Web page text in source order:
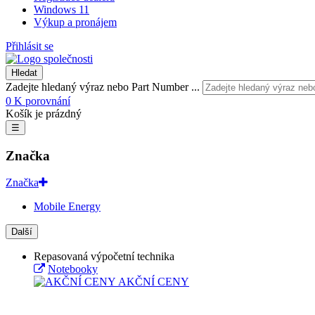
Windows 11
Výkup a pronájem
Přihlásit se
Hledat
Zadejte hledaný výraz nebo Part Number ...
0 K porovnání
Košík je prázdný
☰
Značka
Značka
Mobile Energy
Další
Repasovaná výpočetní technika
Notebooky
AKČNÍ CENY